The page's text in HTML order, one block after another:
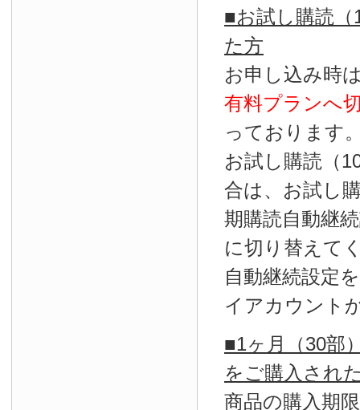
■お試し購読
た方
お申し込み時
有料プランへ
っております
お試し購読（
合は、お試し
期購読自動継
に切り替えて
自動継続設定
イアカウント
■1ヶ月（30部
をご購入され
商品の購入期